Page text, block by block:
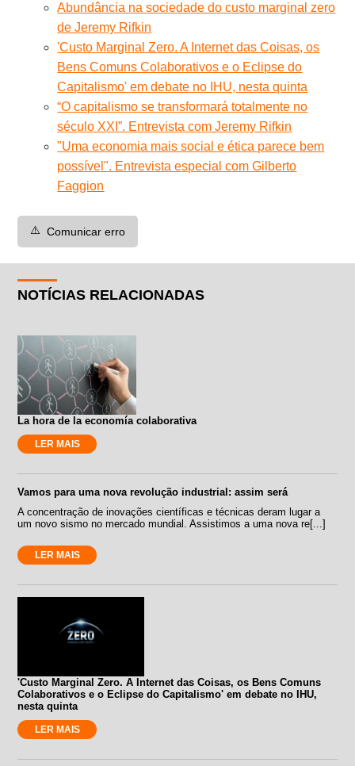
Abundância na sociedade do custo marginal zero
de Jeremy Rifkin
'Custo Marginal Zero. A Internet das Coisas, os
Bens Comuns Colaborativos e o Eclipse do
Capitalismo' em debate no IHU, nesta quinta
“O capitalismo se transformará totalmente no
século XXI”. Entrevista com Jeremy Rifkin
"Uma economia mais social e ética parece bem
possível". Entrevista especial com Gilberto
Faggion
⚠️ Comunicar erro
NOTÍCIAS RELACIONADAS
La hora de la economía colaborativa
LER MAIS
Vamos para uma nova revolução industrial: assim será
A concentração de inovações científicas e técnicas deram lugar a
um novo sismo no mercado mundial. Assistimos a uma nova re[...]
LER MAIS
'Custo Marginal Zero. A Internet das Coisas, os Bens Comuns
Colaborativos e o Eclipse do Capitalismo' em debate no IHU,
nesta quinta
LER MAIS